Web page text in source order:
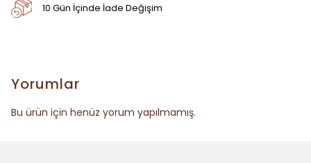
10 Gün İçinde İade Değişim
Yorumlar
Bu ürün için henüz yorum yapılmamış.